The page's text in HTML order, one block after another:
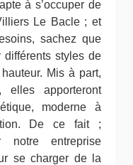
à s’occuper de
Le Bacle ; et
sachez que
différents styles de
Mis à part,
apporteront
moderne à
De ce fait ;
notre entreprise
se charger de la